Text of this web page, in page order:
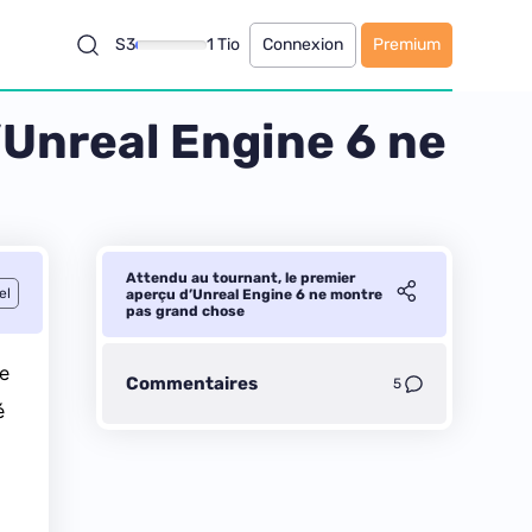
S3 1 Tio Connexion Premium
Engine 6 ne
Attendu au tournant, le premier
aperçu d’Unreal Engine 6 ne montre
pas grand chose
Commentaires 5